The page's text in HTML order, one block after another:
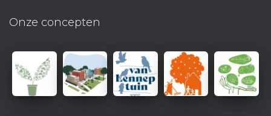
Onze concepten